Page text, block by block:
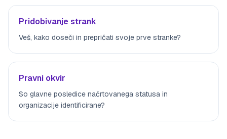
Pridobivanje strank
Veš, kako doseči in prepričati svoje prve stranke?
Pravni okvir
So glavne posledice načrtovanega statusa in
organizacije identificirane?